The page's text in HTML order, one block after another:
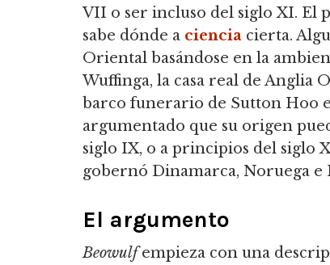
VII o ser incluso del siglo XI. El
sabe dónde a ciencia cierta.
Oriental basándose en la
Wuffinga, la casa real de Anglia
barco funerario de Sutton Hoo
argumentado que su origen
siglo IX, o a principios del siglo
gobernó Dinamarca, Noruega e
El argumento
Beowulfempieza con una